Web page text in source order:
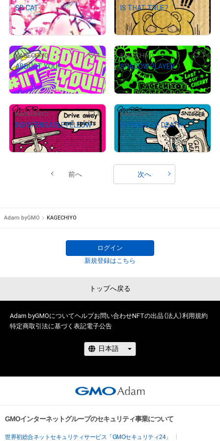
SB CAT
5,000
IS THAT TRUE?
¥ 3,000
KAGECHIYO 4
ABDUCT YOU!!
¥4,000
KAGECHIYO 1
SHADOW PLAYER
¥5,000
KAGECHIYO 1
INDISPENSABLE FELLOW
¥5,000
KAGECHIYO 1
REVENGE OF DEATH
¥5,000
前へ 次へ
Adam byGMO KAGECHIYO
ログイン
新規登録はこちら
トップへ戻る
Adam byGMOについてヘルプお問い合わせNFTの出品（法人）利用規約
特定商取引法に基づく表記電子公告
GMOインターネットグループのセキュリティ事業について
世界初総合ネットセキュリティサービス「GMOセキュリティ24」